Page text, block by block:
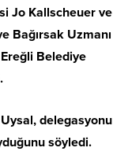
Jo Kallscheuer ve
Bağırsak Uzmanı
Belediye
delegasyonu
söyledi.